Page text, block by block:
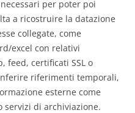
per poter poi
a ricostruire la datazione
collegate, come
excel con relativi
feed, certificati SSL o
riferimenti temporali,
esterne come
servizi di archiviazione.